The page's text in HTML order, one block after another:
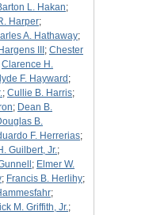
L. Hakan;
Harper;
A. Hathaway;
III ; Chester
Clarence H.
F. Hayward ;
; Cullie B. Harris;
; Dean B.
B.
F. Herrerias;
Guilbert, Jr.;
; Elmer W.
; Francis B. Herlihy;
;
M. Griffith, Jr.;